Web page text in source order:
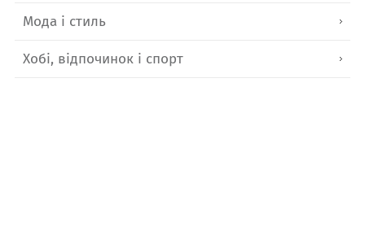
Мода і стиль
Хобі, відпочинок і спорт